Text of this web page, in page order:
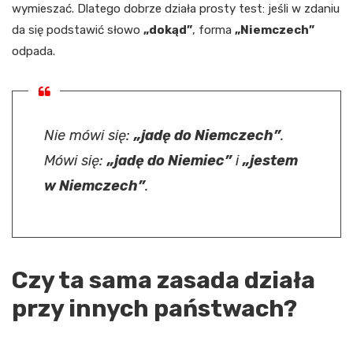
wymieszać. Dlatego dobrze działa prosty test: jeśli w zdaniu
da się podstawić słowo „dokąd”, forma „Niemczech”
odpada.
Nie mówi się:„jadę do Niemczech”.
Mówi się:„jadę do Niemiec”i„jestem
w Niemczech”.
Czy ta sama zasada działa
przy innych państwach?